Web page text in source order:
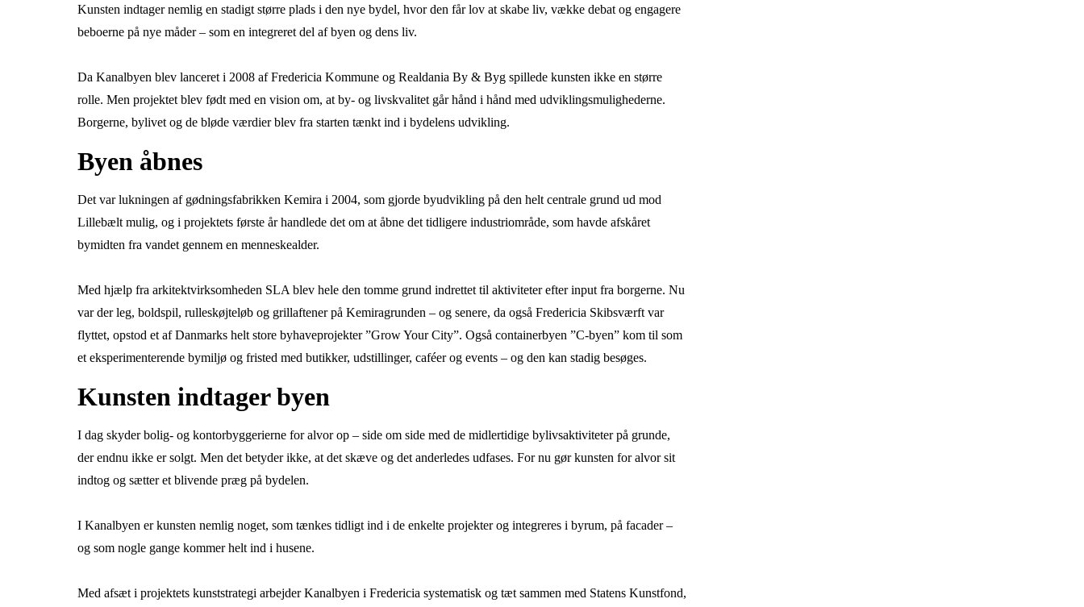
Kunsten indtager nemlig en stadigt større plads i den nye bydel, hvor den får lov at skabe liv, vække debat og engagere
beboerne på nye måder – som en integreret del af byen og dens liv.
Da Kanalbyen blev lanceret i 2008 af Fredericia Kommune og Realdania By & Byg spillede kunsten ikke en større
rolle. Men projektet blev født med en vision om, at by- og livskvalitet går hånd i hånd med udviklingsmulighederne.
Borgerne, bylivet og de bløde værdier blev fra starten tænkt ind i bydelens udvikling.
Byen åbnes
Det var lukningen af gødningsfabrikken Kemira i 2004, som gjorde byudvikling på den helt centrale grund ud mod
Lillebælt mulig, og i projektets første år handlede det om at åbne det tidligere industriområde, som havde afskåret
bymidten fra vandet gennem en menneskealder.
Med hjælp fra arkitektvirksomheden SLA blev hele den tomme grund indrettet til aktiviteter efter input fra borgerne. Nu
var der leg, boldspil, rulleskøjteløb og grillaftener på Kemiragrunden – og senere, da også Fredericia Skibsværft var
flyttet, opstod et af Danmarks helt store byhaveprojekter ”Grow Your City”. Også containerbyen ”C-byen” kom til som
et eksperimenterende bymiljø og fristed med butikker, udstillinger, caféer og events – og den kan stadig besøges.
Kunsten indtager byen
I dag skyder bolig- og kontorbyggerierne for alvor op – side om side med de midlertidige bylivsaktiviteter på grunde,
der endnu ikke er solgt. Men det betyder ikke, at det skæve og det anderledes udfases. For nu gør kunsten for alvor sit
indtog og sætter et blivende præg på bydelen.
I Kanalbyen er kunsten nemlig noget, som tænkes tidligt ind i de enkelte projekter og integreres i byrum, på facader –
og som nogle gange kommer helt ind i husene.
Med afsæt i projektets kunststrategi arbejder Kanalbyen i Fredericia systematisk og tæt sammen med Statens Kunstfond,